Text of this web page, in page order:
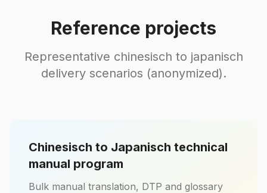
Reference projects
Representative chinesisch to japanisch
delivery scenarios (anonymized).
Chinesisch to Japanisch technical
manual program
Bulk manual translation, DTP and glossary